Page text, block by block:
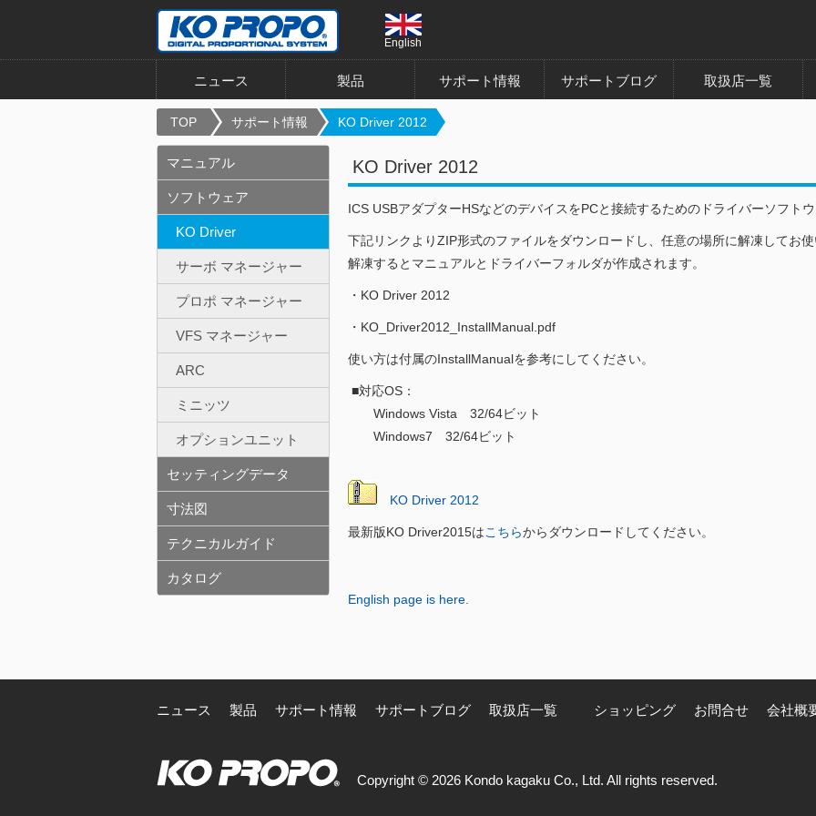
English
ニュース 製品 サポート情報 サポートブログ 取扱店一覧
TOP サポート情報 KO Driver 2012
KO Driver 2012
ICS USBアダプターHSなどのデバイスをPCと接続するためのドライバーソフト
下記リンクよりZIP形式のファイルをダウンロードし、任意の場所に解凍してお
解凍するとマニュアルとドライバーフォルダが作成されます。
・KO Driver 2012
・KO_Driver2012_InstallManual.pdf
使い方は付属のInstallManualを参考にしてください。
■対応OS：
Windows Vista 32/64ビット
Windows7 32/64ビット
KO Driver 2012
最新版KO Driver2015はこちらからダウンロードしてください。
English page is here.
マニュアル
ソフトウェア
KO Driver
サーボ マネージャー
プロポ マネージャー
VFS マネージャー
ARC
ミニッツ
オプションユニット
セッティングデータ
寸法図
テクニカルガイド
カタログ
ニュース 製品 サポート情報 サポートブログ 取扱店一覧 ショッピング お問合せ 会社概
Copyright © 2026 Kondo kagaku Co., Ltd. All rights reserved.